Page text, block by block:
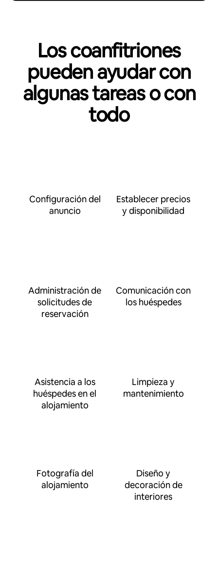
Los coanfitriones
pueden ayudar con
algunas tareas o con
todo
Configuración del
anuncio
Establecer precios
y disponibilidad
Administración de
solicitudes de
reservación
Comunicación con
los huéspedes
Asistencia a los
huéspedes en el
alojamiento
Limpieza y
mantenimiento
Fotografía del
alojamiento
Diseño y
decoración de
interiores